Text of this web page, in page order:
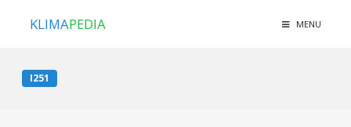
KLIMAPEDIA MENU
I251